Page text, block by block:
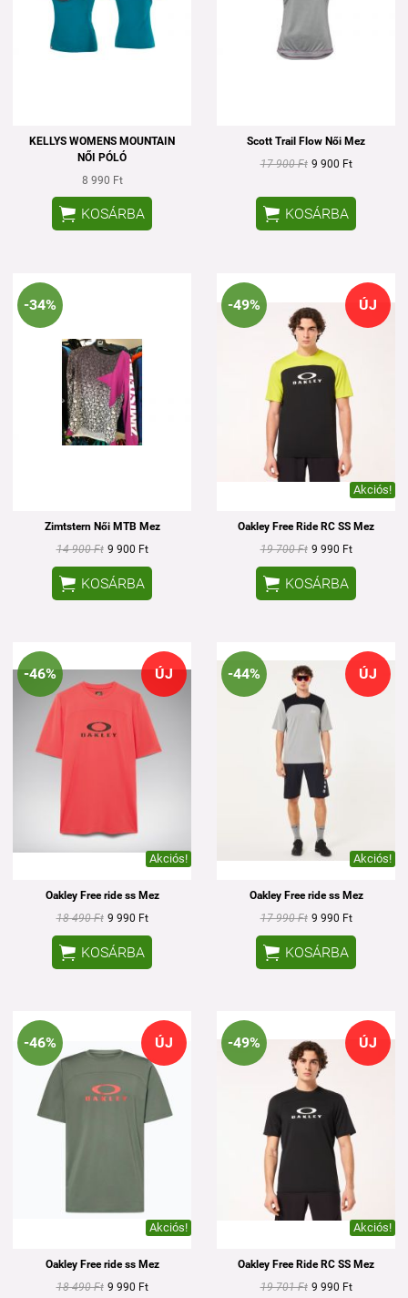
KELLYS WOMENS MOUNTAIN
NŐI PÓLÓ
8 990 Ft
 KOSÁRBA
Scott Trail Flow Női Mez
17 900 Ft 9 900 Ft
 KOSÁRBA
-34%
Zimtstern Női MTB Mez
14 900 Ft 9 900 Ft
 KOSÁRBA
ÚJ
-49%
Akciós!
Oakley Free Ride RC SS Mez
19 700 Ft 9 990 Ft
 KOSÁRBA
ÚJ
-46%
Akciós!
Oakley Free ride ss Mez
18 490 Ft 9 990 Ft
 KOSÁRBA
ÚJ
-44%
Akciós!
Oakley Free ride ss Mez
17 990 Ft 9 990 Ft
 KOSÁRBA
ÚJ
-46%
Akciós!
Oakley Free ride ss Mez
18 490 Ft 9 990 Ft
ÚJ
-49%
Akciós!
Oakley Free Ride RC SS Mez
19 701 Ft 9 990 Ft